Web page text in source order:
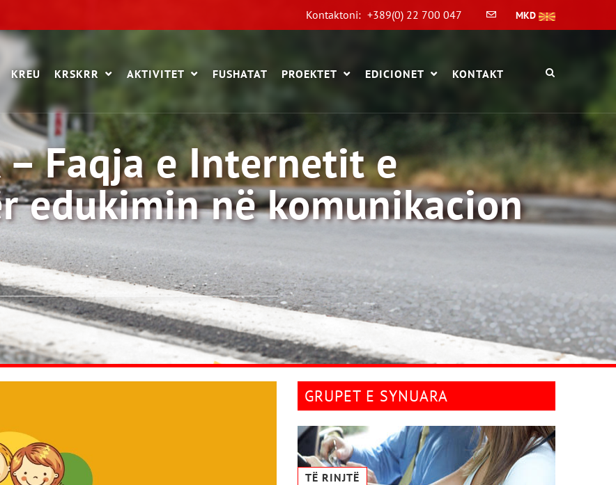
Kontaktoni: +389(0) 22 700 047 MKD
KREU KRSKRR AKTIVITET FUSHATAT PROEKTET EDICIONET KONTAKT
– Faqja e Internetit e
edukimin në komunikacion
GRUPET E SYNUARA
TË RINJTË